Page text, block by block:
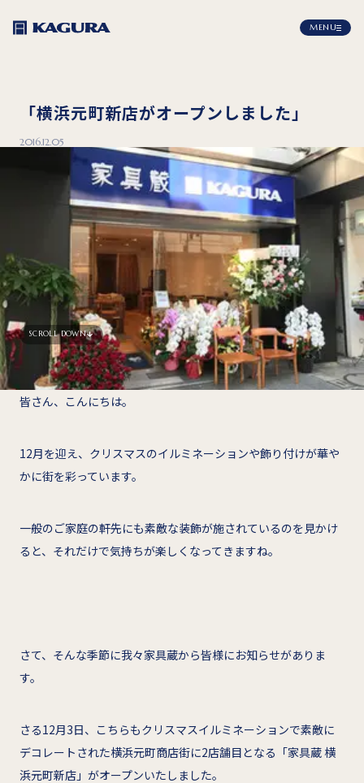
MENU
「横浜元町新店がオープンしました」
2016.12.05
SCROLL DOWN
皆さん、こんにちは。
12月を迎え、クリスマスのイルミネーションや飾り付けが華や
かに街を彩っています。
一般のご家庭の軒先にも素敵な装飾が施されているのを見かけ
ると、それだけで気持ちが楽しくなってきますね。
さて、そんな季節に我々家具蔵から皆様にお知らせがありま
す。
さる12月3日、こちらもクリスマスイルミネーションで素敵に
デコレートされた横浜元町商店街に2店舗目となる「家具蔵 横
浜元町新店」がオープンいたしました。